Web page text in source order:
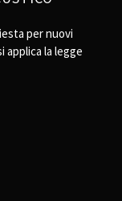
per nuovi
la legge